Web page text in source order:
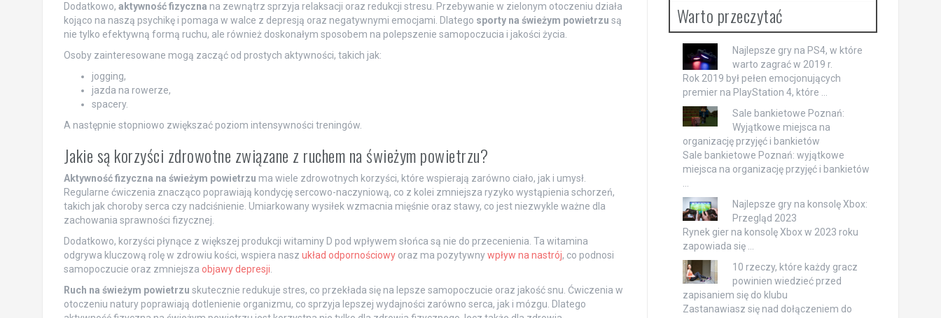
Dodatkowo, aktywność fizyczna na zewnątrz sprzyja relaksacji oraz redukcji stresu. Przebywanie w zielonym otoczeniu działa
kojąco na naszą psychikę i pomaga w walce z depresją oraz negatywnymi emocjami. Dlatego sporty na świeżym powietrzu są
nie tylko efektywną formą ruchu, ale również doskonałym sposobem na polepszenie samopoczucia i jakości życia.
Osoby zainteresowane mogą zacząć od prostych aktywności, takich jak:
jogging,
jazda na rowerze,
spacery.
A następnie stopniowo zwiększać poziom intensywności treningów.
Jakie są korzyści zdrowotne związane z ruchem na świeżym powietrzu?
Aktywność fizyczna na świeżym powietrzu ma wiele zdrowotnych korzyści, które wspierają zarówno ciało, jak i umysł.
Regularne ćwiczenia znacząco poprawiają kondycję sercowo-naczyniową, co z kolei zmniejsza ryzyko wystąpienia schorzeń,
takich jak choroby serca czy nadciśnienie. Umiarkowany wysiłek wzmacnia mięśnie oraz stawy, co jest niezwykle ważne dla
zachowania sprawności fizycznej.
Dodatkowo, korzyści płynące z większej produkcji witaminy D pod wpływem słońca są nie do przecenienia. Ta witamina
odgrywa kluczową rolę w zdrowiu kości, wspiera nasz układ odpornościowyoraz ma pozytywnywpływ na nastrój, co podnosi
samopoczucie oraz zmniejsza objawy depresji.
Ruch na świeżym powietrzu skutecznie redukuje stres, co przekłada się na lepsze samopoczucie oraz jakość snu. Ćwiczenia w
otoczeniu natury poprawiają dotlenienie organizmu, co sprzyja lepszej wydajności zarówno serca, jak i mózgu. Dlatego
Warto przeczytać
Najlepsze gry na PS4, w które
warto zagrać w 2019 r.
Rok 2019 był pełen emocjonujących
premier na PlayStation 4, które …
Sale bankietowe Poznań:
Wyjątkowe miejsca na
organizację przyjęć i bankietów
Sale bankietowe Poznań: wyjątkowe
miejsca na organizację przyjęć i bankietów
…
Najlepsze gry na konsolę Xbox:
Przegląd 2023
Rynek gier na konsolę Xbox w 2023 roku
zapowiada się …
10 rzeczy, które każdy gracz
powinien wiedzieć przed
zapisaniem się do klubu
Zastanawiasz się nad dołączeniem do